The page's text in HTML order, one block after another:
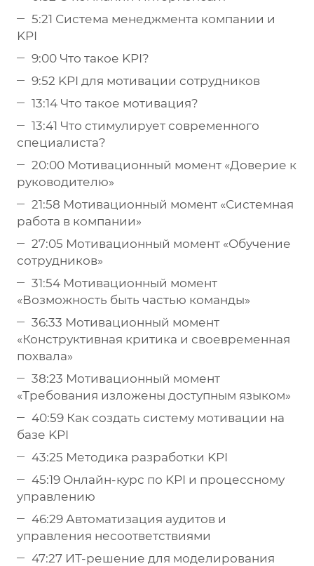
5:21 Система менеджмента компании и
KPI
9:00 Что такое KPI?
9:52 KPI для мотивации сотрудников
13:14 Что такое мотивация?
13:41 Что стимулирует современного
специалиста?
20:00 Мотивационный момент «Доверие к
руководителю»
21:58 Мотивационный момент «Системная
работа в компании»
27:05 Мотивационный момент «Обучение
сотрудников»
31:54 Мотивационный момент
«Возможность быть частью команды»
36:33 Мотивационный момент
«Конструктивная критика и своевременная
похвала»
38:23 Мотивационный момент
«Требования изложены доступным языком»
40:59 Как создать систему мотивации на
базе KPI
43:25 Методика разработки KPI
45:19 Онлайн-курс по KPI и процессному
управлению
46:29 Автоматизация аудитов и
управления несоответствиями
47:27 ИТ-решение для моделирования